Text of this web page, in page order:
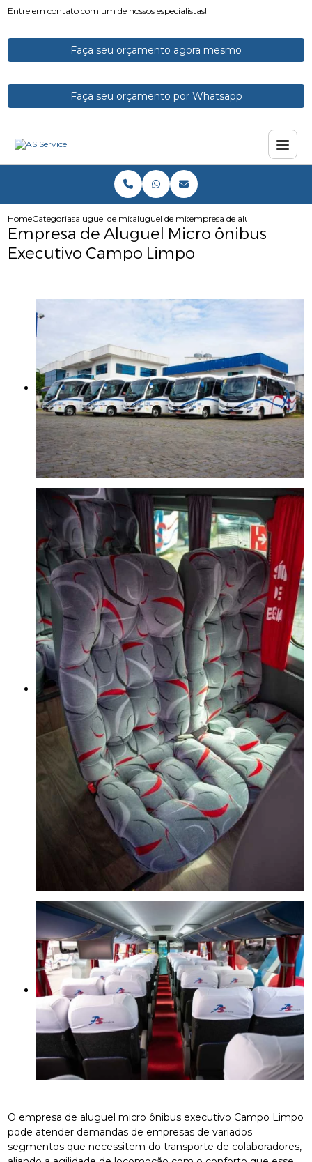
Entre em contato com um de nossos especialistas!
Faça seu orçamento agora mesmo
Faça seu orçamento por Whatsapp
HomeCategoriasaluguel de micro onibusaluguel de micro onibus para funcionarios
empresa de aluguel micro
Empresa de Aluguel Micro ônibus
Executivo Campo Limpo
O empresa de aluguel micro ônibus executivo Campo Limpo
pode atender demandas de empresas de variados
segmentos que necessitem do transporte de colaboradores,